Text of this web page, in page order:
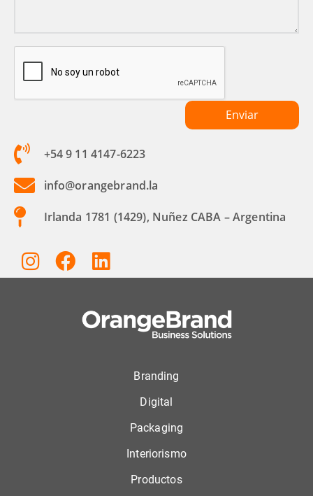
+54 9 11 4147-6223
info@orangebrand.la
Irlanda 1781 (1429), Nuñez CABA – Argentina
Branding
Digital
Packaging
Interiorismo
Productos